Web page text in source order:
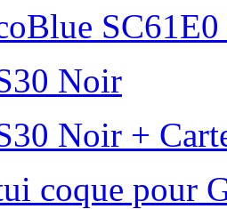
Noir
Noir +
coque pour